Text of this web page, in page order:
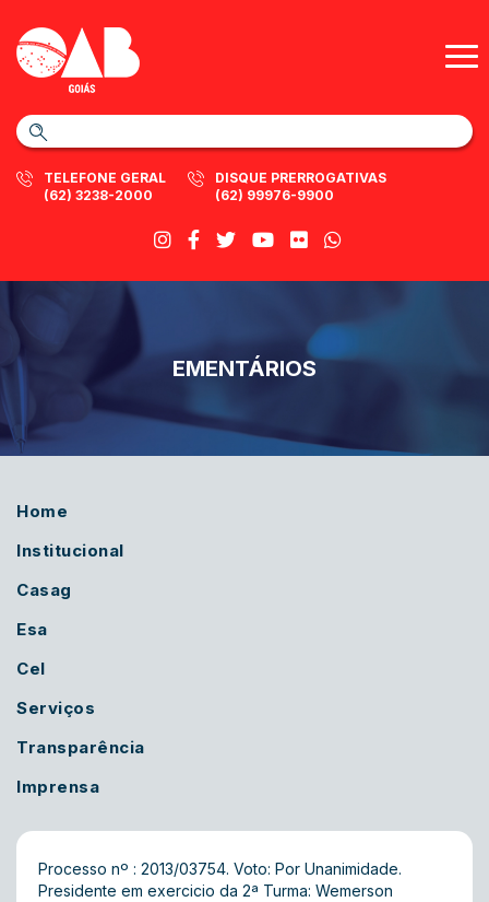
TELEFONE GERAL
(62) 3238-2000
DISQUE PRERROGATIVAS
(62) 99976-9900
EMENTÁRIOS
Home
Institucional
Casag
Esa
Cel
Serviços
Transparência
Imprensa
Processo nº : 2013/03754. Voto: Por Unanimidade.
Presidente em exercicio da 2ª Turma: Wemerson